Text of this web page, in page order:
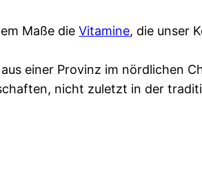
Maße dieVitamine, die unser
einer Provinz im nördlichen
nicht zuletzt in der